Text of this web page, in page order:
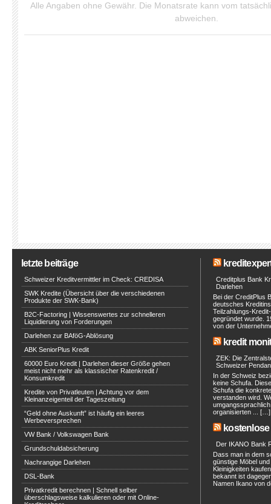
Alle Angaben ohne Gewähr. Die Monatsrate kann vom
abweichen.
letzte beiträge
Schweizer Kreditvermittler im Check: CREDISA
SWK Kredite (Übersicht über die verschiedenen
Produkte der SWK-Bank)
B2C-Factoring | Wissenswertes zur schnelleren
Liquidierung von Forderungen
Darlehen zur BAföG-Ablösung
ABK SeniorPlus Kredit
60000 Euro Kredit | Darlehen dieser Größe gehen
meist nicht mehr als klassischer Ratenkredit /
Konsumkredit
Kredite von Privatleuten | Achtung vor dem
Kleinanzeigenteil der Tageszeitung
“Geld ohne Auskunft” ist häufig ein leeres
Werbeversprechen
VW Bank / Volkswagen Bank
Grundschuldabsicherung
Nachrangige Darlehen
DSL-Bank
Privatkredit berechnen | Schnell selber
überschlagsweise kalkulieren oder mit Online-
Creditplus Bank
Darlehen
Bei der CreditPlus
deutsches
Teilzahlungs-
gegründet wurde.
von der
kredit
ZEK: Die
Schweizer
In der Schweiz
keine Schufa.
Schufa die
verstanden wird.
organisierten ... […]
Der IKANO Bank
Dass man in dem
günstige Möbel
Kleinigkeiten
bekannt ist
Namen Ikano von